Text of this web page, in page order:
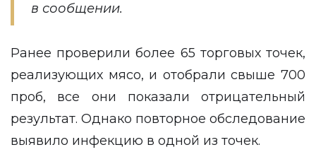
в сообщении.
Ранее проверили более 65 торговых точек,
реализующих мясо, и отобрали свыше 700
проб, все они показали отрицательный
результат. Однако повторное обследование
выявило инфекцию в одной из точек.